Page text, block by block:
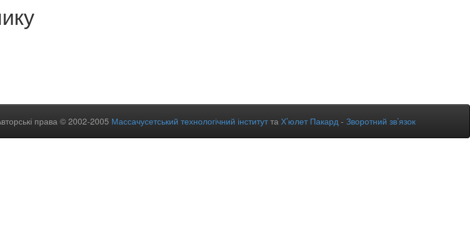
права © 2002-2005 Массачусетський технологічний інститутта Х’юлет Пакард - Зворотний зв’язок